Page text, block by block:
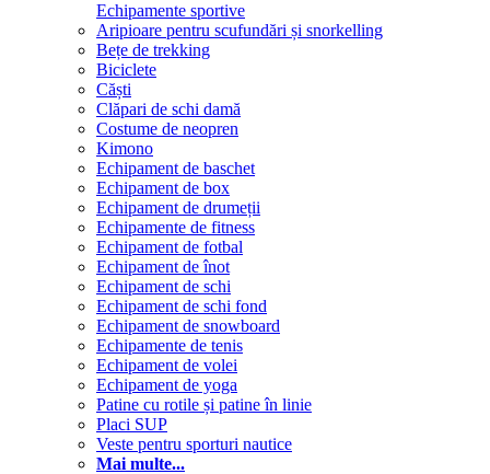
Echipamente sportive
Aripioare pentru scufundări și snorkelling
Bețe de trekking
Biciclete
Căști
Clăpari de schi damă
Costume de neopren
Kimono
Echipament de baschet
Echipament de box
Echipament de drumeții
Echipamente de fitness
Echipament de fotbal
Echipament de înot
Echipament de schi
Echipament de schi fond
Echipament de snowboard
Echipamente de tenis
Echipament de volei
Echipament de yoga
Patine cu rotile și patine în linie
Placi SUP
Veste pentru sporturi nautice
Mai multe...